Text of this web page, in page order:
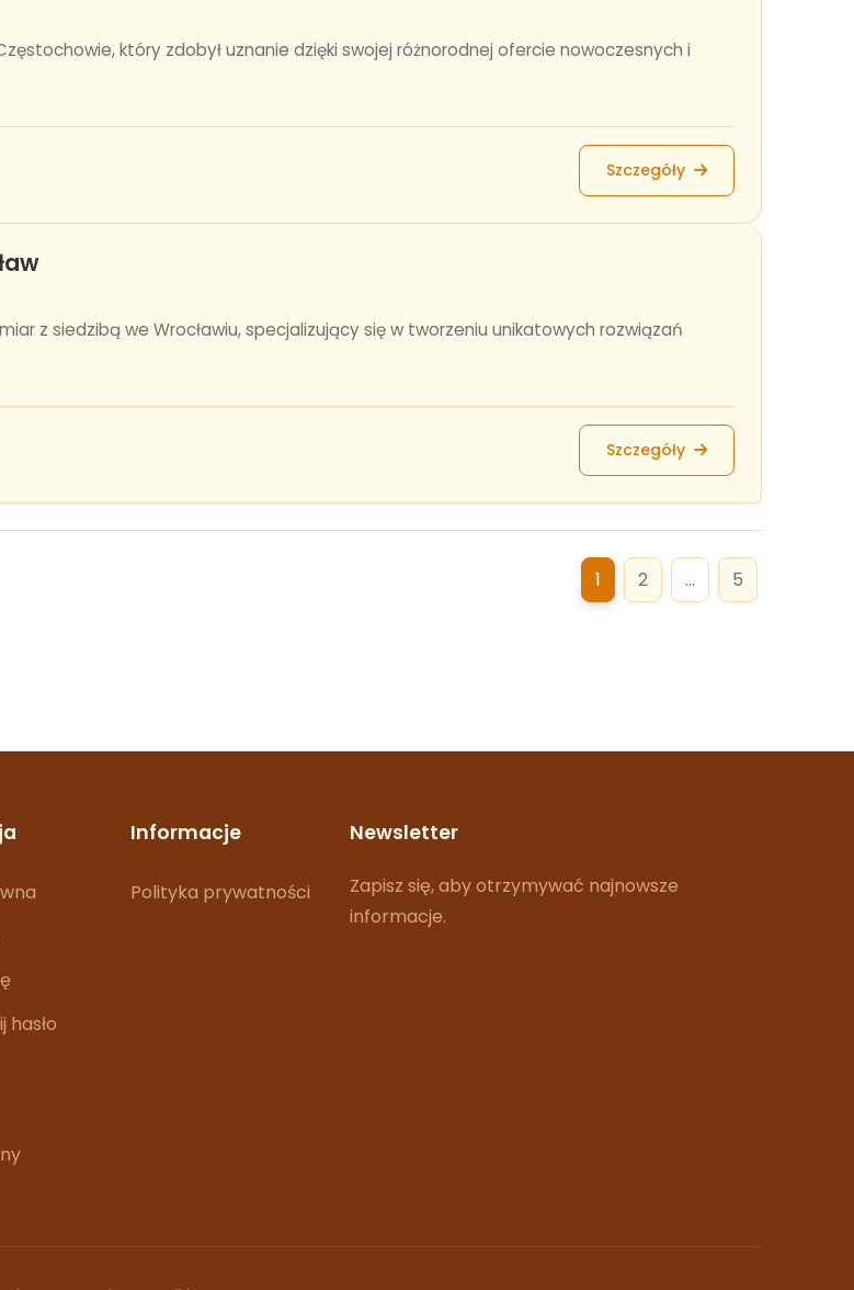
który zdobył uznanie dzięki swojej różnorodnej ofercie nowoczesnych i
Szczegóły
z siedzibą we Wrocławiu, specjalizujący się w tworzeniu unikatowych rozwiązań
Szczegóły
1 2 ... 5
hasło
Informacje
Polityka prywatności
Newsletter
Zapisz się, aby otrzymywać najnowsze
informacje.